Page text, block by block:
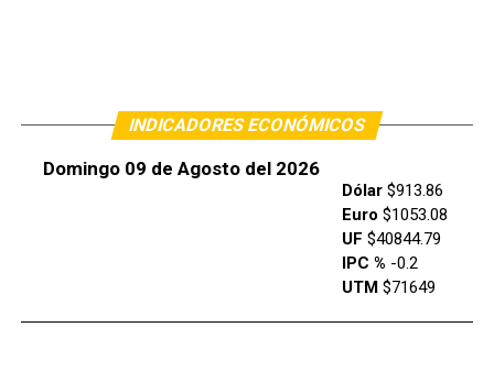
INDICADORES ECONÓMICOS
Domingo 09 de Agosto del 2026
Dólar$913.86
Euro $1053.08
UF $40844.79
IPC % -0.2
UTM$71649